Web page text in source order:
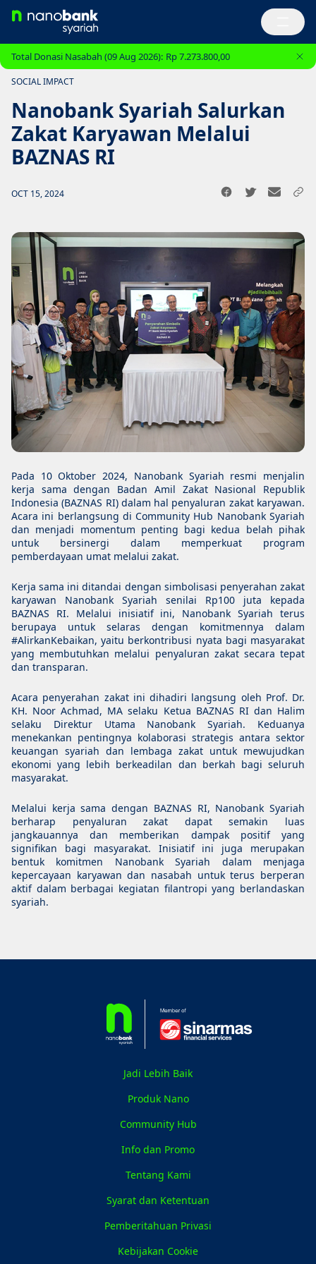
Total Donasi Nasabah (09 Aug 2026): Rp 7.273.800,00
SOCIAL IMPACT
Nanobank Syariah Salurkan
Zakat Karyawan Melalui
BAZNAS RI
OCT 15, 2024
Pada 10 Oktober 2024, Nanobank Syariah resmi menjalin
kerja sama dengan Badan Amil Zakat Nasional Republik
Indonesia (BAZNAS RI) dalam hal penyaluran zakat karyawan.
Acara ini berlangsung di Community Hub Nanobank Syariah
dan menjadi momentum penting bagi kedua belah pihak
untuk bersinergi dalam memperkuat program
pemberdayaan umat melalui zakat.
Kerja sama ini ditandai dengan simbolisasi penyerahan zakat
karyawan Nanobank Syariah senilai Rp100 juta kepada
BAZNAS RI. Melalui inisiatif ini, Nanobank Syariah terus
berupaya untuk selaras dengan komitmennya dalam
#AlirkanKebaikan, yaitu berkontribusi nyata bagi masyarakat
yang membutuhkan melalui penyaluran zakat secara tepat
dan transparan.
Acara penyerahan zakat ini dihadiri langsung oleh Prof. Dr.
KH. Noor Achmad, MA selaku Ketua BAZNAS RI dan Halim
selaku Direktur Utama Nanobank Syariah. Keduanya
menekankan pentingnya kolaborasi strategis antara sektor
keuangan syariah dan lembaga zakat untuk mewujudkan
ekonomi yang lebih berkeadilan dan berkah bagi seluruh
masyarakat.
Melalui kerja sama dengan BAZNAS RI, Nanobank Syariah
berharap penyaluran zakat dapat semakin luas
jangkauannya dan memberikan dampak positif yang
signifikan bagi masyarakat. Inisiatif ini juga merupakan
bentuk komitmen Nanobank Syariah dalam menjaga
kepercayaan karyawan dan nasabah untuk terus berperan
aktif dalam berbagai kegiatan filantropi yang berlandaskan
syariah.
Jadi Lebih Baik
Produk Nano
Community Hub
Info dan Promo
Tentang Kami
Syarat dan Ketentuan
Pemberitahuan Privasi
Kebijakan Cookie